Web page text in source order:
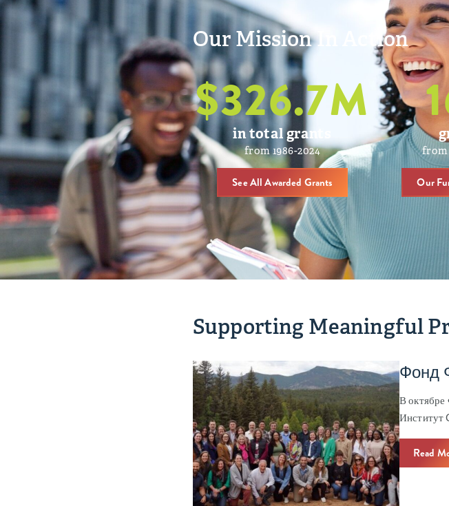
Our Mission In Action
$326.7M
in total grants
from 1986-2024
See All Awarded Grants
from
Our
Supporting Meaningful
Фонд
В
Read